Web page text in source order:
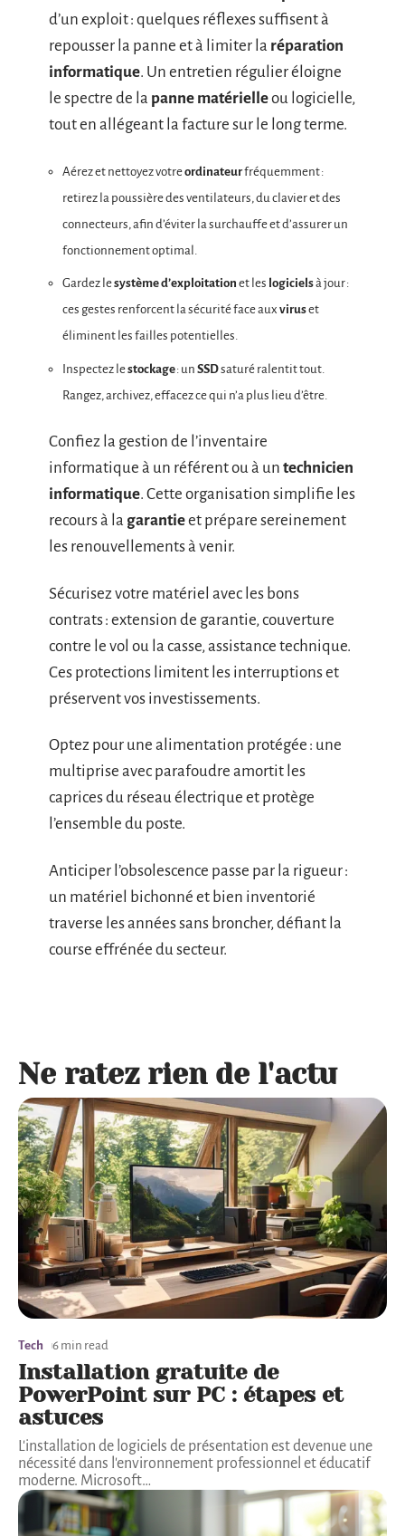
d’un exploit : quelques réflexes suffisent à
repousser la panne et à limiter la réparation
informatique. Un entretien régulier éloigne
le spectre de la panne matérielleou logicielle,
tout en allégeant la facture sur le long terme.
Aérez et nettoyez votreordinateurfréquemment :
retirez la poussière des ventilateurs, du clavier et des
connecteurs, afin d’éviter la surchauffe et d’assurer un
fonctionnement optimal.
Gardez lesystème d’exploitation et les logicielsà jour :
ces gestes renforcent la sécurité face aux viruset
éliminent les failles potentielles.
Inspectez lestockage: un SSDsaturé ralentit tout.
Rangez, archivez, effacez ce qui n’a plus lieu d’être.
Confiez la gestion de l’inventaire
informatique à un référent ou à un technicien
informatique. Cette organisation simplifie les
recours à la garantieet prépare sereinement
les renouvellements à venir.
Sécurisez votre matériel avec les bons
contrats : extension de garantie, couverture
contre le vol ou la casse, assistance technique.
Ces protections limitent les interruptions et
préservent vos investissements.
Optez pour une alimentation protégée : une
multiprise avec parafoudre amortit les
caprices du réseau électrique et protège
l’ensemble du poste.
Anticiper l’obsolescence passe par la rigueur :
un matériel bichonné et bien inventorié
traverse les années sans broncher, défiant la
course effrénée du secteur.
Ne ratez rien de l'actu
Tech 6 min read
Installation gratuite de
PowerPoint sur PC : étapes et
astuces
L'installation de logiciels de présentation est devenue une
nécessité dans l'environnement professionnel et éducatif
moderne. Microsoft…